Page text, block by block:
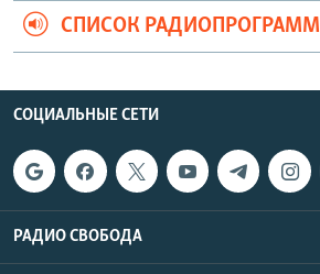
СПИСОК РАДИОПРОГРАММ
СОЦИАЛЬНЫЕ СЕТИ
РАДИО СВОБОДА